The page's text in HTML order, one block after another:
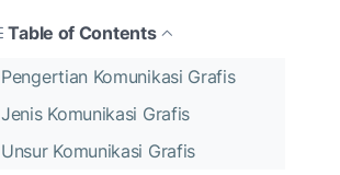
Table of Contents
Pengertian Komunikasi Grafis
Jenis Komunikasi Grafis
Unsur Komunikasi Grafis